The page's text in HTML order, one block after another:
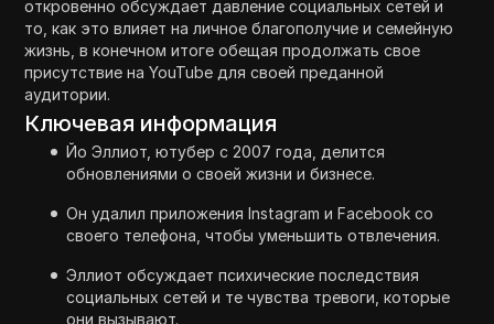
откровенно обсуждает давление социальных сетей и
то, как это влияет на личное благополучие и семейную
жизнь, в конечном итоге обещая продолжать свое
присутствие на YouTube для своей преданной
аудитории.
Ключевая информация
Йо Эллиот, ютубер с 2007 года, делится
обновлениями о своей жизни и бизнесе.
Он удалил приложения Instagram и Facebook со
своего телефона, чтобы уменьшить отвлечения.
Эллиот обсуждает психические последствия
социальных сетей и те чувства тревоги, которые
они вызывают.